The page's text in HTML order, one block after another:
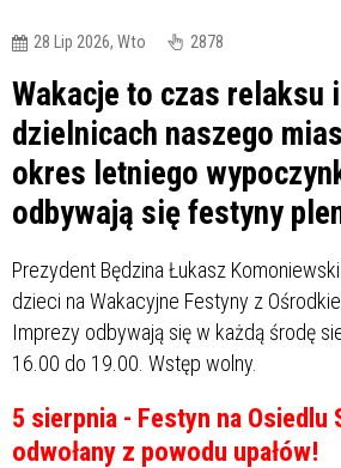
28 Lip 2026, Wto 2878
Wakacje to czas relaksu
dzielnicach naszego
okres letniego
odbywają się festyny
Prezydent Będzina Łukasz
dzieci na Wakacyjne Festyny z
Imprezy odbywają się w każdą środę
16.00 do 19.00. Wstęp wolny.
5 sierpnia - Festyn na Osiedlu
odwołany z powodu upałów!